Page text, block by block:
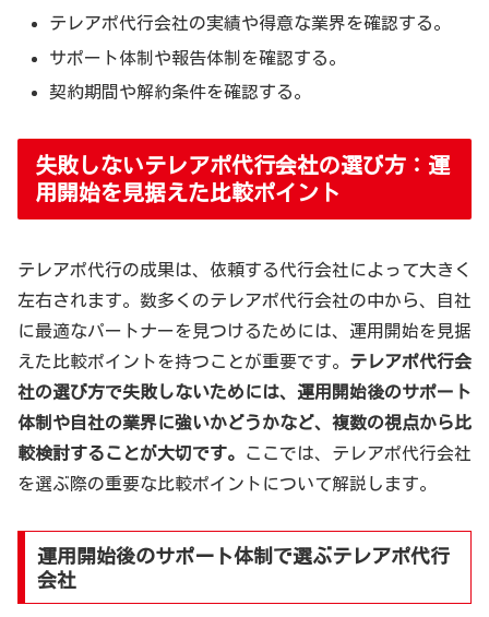
テレアポ代行会社の実績や得意な業界を確認する。
サポート体制や報告体制を確認する。
契約期間や解約条件を確認する。
失敗しないテレアポ代行会社の選び方：運
用開始を見据えた比較ポイント
テレアポ代行の成果は、依頼する代行会社によって大きく
左右されます。数多くのテレアポ代行会社の中から、自社
に最適なパートナーを見つけるためには、運用開始を見据
えた比較ポイントを持つことが重要です。 テレアポ代行会
社の選び方で失敗しないためには、運用開始後のサポート
体制や自社の業界に強いかどうかなど、複数の視点から比
較検討することが大切です。
ここでは、テレアポ代行会社
を選ぶ際の重要な比較ポイントについて解説します。
運用開始後のサポート体制で選ぶテレアポ代行
会社